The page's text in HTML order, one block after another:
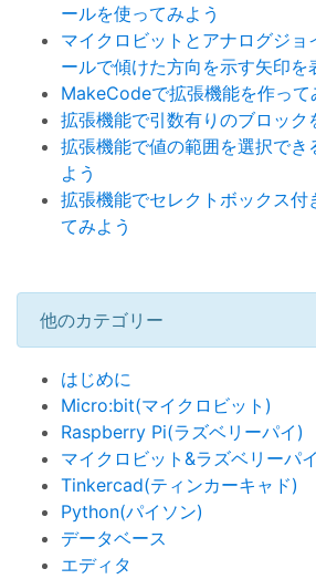
ールを使ってみよう
マイクロビットとアナログジョ
ールで傾けた方向を示す矢印を
MakeCodeで拡張機能を作って
拡張機能で引数有りのブロック
拡張機能で値の範囲を選択でき
よう
拡張機能でセレクトボックス付
てみよう
他のカテゴリー
はじめに
Micro:bit(マイクロビット)
Raspberry Pi(ラズベリーパイ)
マイクロビット&ラズベリーパイ
Tinkercad(ティンカーキャド)
Python(パイソン)
データベース
エディタ